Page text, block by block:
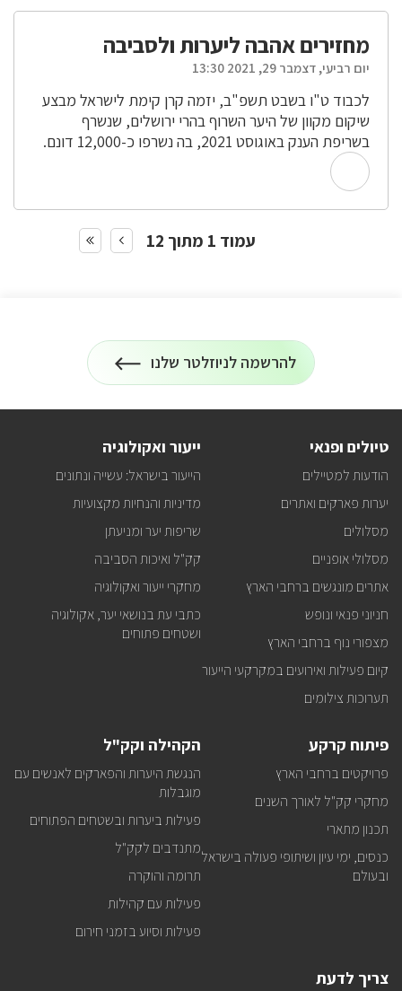
מחזירים אהבה ליערות ולסביבה
יום רביעי, דצמבר 29, 2021 13:30
לכבוד ט"ו בשבט תשפ"ב, יזמה קרן קימת לישראל מבצע
שיקום מקוון של היער השרוף בהרי ירושלים, שנשרף
בשריפת הענק באוגוסט 2021, בה נשרפו כ-12,000 דונם.
עמוד 1 מתוך 12
הרשמה
לניוזלטר
להרשמה לניוזלטר שלנו
על
כל
במייל
טיולים ופנאי
הודעות למטיילים
יערות פארקים ואתרים
מסלולים
מסלולי אופניים
אתרים מונגשים ברחבי הארץ
חניוני פנאי ונופש
מצפורי נוף ברחבי הארץ
קיום פעילות ואירועים במקרקעי הייעור
תערוכות צילומים
ייעור ואקולוגיה
הייעור בישראל: עשייה ונתונים
מדיניות והנחיות מקצועיות
שריפות יער ומניעתן
קק"ל ואיכות הסביבה
מחקרי ייעור ואקולוגיה
כתבי עת בנושאי יער, אקולוגיה
ושטחים פתוחים
פיתוח קרקע
פרויקטים ברחבי הארץ
מחקרי קק"ל לאורך השנים
תכנון מתארי
כנסים, ימי עיון ושיתופי פעולה בישראל
ובעולם
הקהילה וקק"ל
הנגשת היערות והפארקים לאנשים עם
מוגבלות
פעילות ביערות ובשטחים הפתוחים
מתנדבים לקק"ל
תרומה והוקרה
פעילות עם קהילות
פעילות וסיוע בזמני חירום
צריך לדעת